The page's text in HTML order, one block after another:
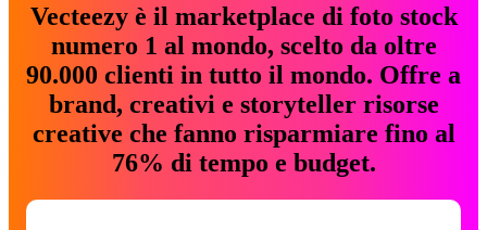
Vecteezy è il marketplace di foto stock
numero 1 al mondo, scelto da oltre
90.000 clienti in tutto il mondo. Offre a
brand, creativi e storyteller risorse
creative che fanno risparmiare fino al
76% di tempo e budget.